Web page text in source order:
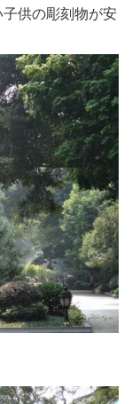
供の彫刻物が安